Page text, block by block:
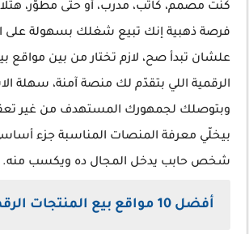
كنت مصمم، كاتب، مدرب، أو حتى مطوّر،
فرصة ذهبية إنك تبيع شغلك بسهولة على
علشان تبدأ صح، لازم تختار من بين مواقع
الرقمية اللي بتقدّم لك منصة آمنة، سهلة
وبتوصلك لجمهورك المستهدف من غير
بيخلّي معرفة المنصات المناسبة جزء
شخص حابب يدخل المجال ده ويكسب منه.
أفضل 10 مواقع بيع المنتجات الرقمية بسهولة